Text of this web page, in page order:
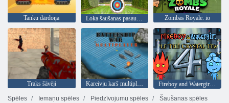
Tanku dārdoņa Loka šaušanas pasaules tūre Zombas Royale. io
Traks šāvēji Kareivju karš multiplayer
Fireboy and Watergirl 4: Kristāla templis
Spēles
Iemaņu spēles Piedzīvojumu spēles
Šaušanas spēles